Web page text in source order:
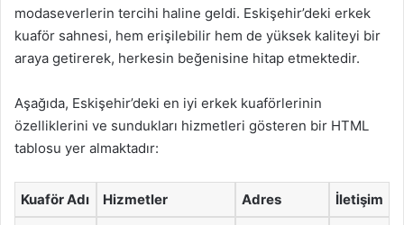
modaseverlerin tercihi haline geldi. Eskişehir’deki erkek
kuaför sahnesi, hem erişilebilir hem de yüksek kaliteyi bir
araya getirerek, herkesin beğenisine hitap etmektedir.
Aşağıda, Eskişehir’deki en iyi erkek kuaförlerinin
özelliklerini ve sundukları hizmetleri gösteren bir HTML
tablosu yer almaktadır:
Kuaför Adı Hizmetler Adres İletişim